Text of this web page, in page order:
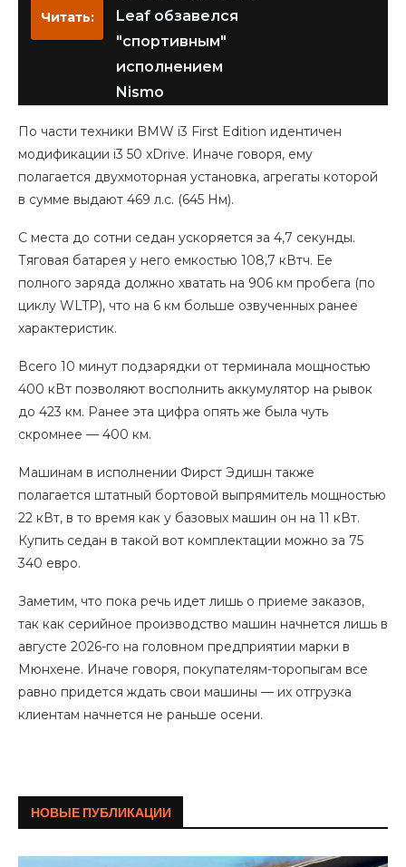
Читать:
Leaf обзавелся
"спортивным"
исполнением
Nismo
По части техники BMW i3 First Edition идентичен
модификации i3 50 xDrive. Иначе говоря, ему
полагается двухмоторная установка, агрегаты которой
в сумме выдают 469 л.с. (645 Нм).
С места до сотни седан ускоряется за 4,7 секунды.
Тяговая батарея у него емкостью 108,7 кВтч. Ее
полного заряда должно хватать на 906 км пробега (по
циклу WLTP), что на 6 км больше озвученных ранее
характеристик.
Всего 10 минут подзарядки от терминала мощностью
400 кВт позволяют восполнить аккумулятор на рывок
до 423 км. Ранее эта цифра опять же была чуть
скромнее — 400 км.
Машинам в исполнении Фирст Эдишн также
полагается штатный бортовой выпрямитель мощностью
22 кВт, в то время как у базовых машин он на 11 кВт.
Купить седан в такой вот комплектации можно за 75
340 евро.
Заметим, что пока речь идет лишь о приеме заказов,
так как серийное производство машин начнется лишь в
августе 2026-го на головном предприятии марки в
Мюнхене. Иначе говоря, покупателям-торопыгам все
равно придется ждать свои машины — их отгрузка
клиентам начнется не раньше осени.
НОВЫЕ ПУБЛИКАЦИИ